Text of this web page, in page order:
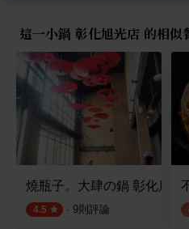
這一小鍋 彰化旭光店 的相似
燒瓶子。大肆の鍋 彰化店
4.5 · 9則評論